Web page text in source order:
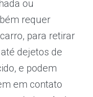
ou
requer
para retirar
dejetos de
e podem
em contato